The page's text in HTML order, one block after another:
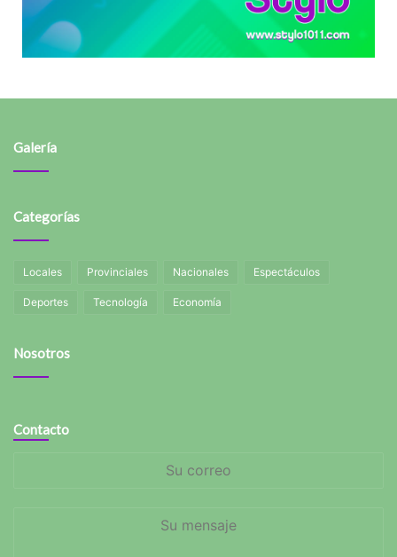
Galería
Categorías
Locales Provinciales Nacionales Espectáculos
Deportes Tecnología Economía
Nosotros
Contacto